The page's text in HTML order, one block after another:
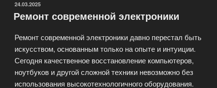
SSD-
ОПУБЛИКОВАНО
24.03.2025
Ремонт современной электроники
Ремонт современной электроники давно перестал быть
искусством, основанным только на опыте и интуиции.
Сегодня качественное восстановление компьютеров,
ноутбуков и другой сложной техники невозможно без
использования высокотехнологичного оборудования.